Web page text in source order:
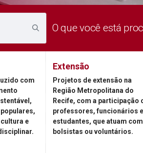
O que você está
com
e
Extensão
Projetos de extensão na
Região Metropolitana do
Recife, com a participação
professores, funcionários e
estudantes, que atuam
bolsistas ou voluntários.